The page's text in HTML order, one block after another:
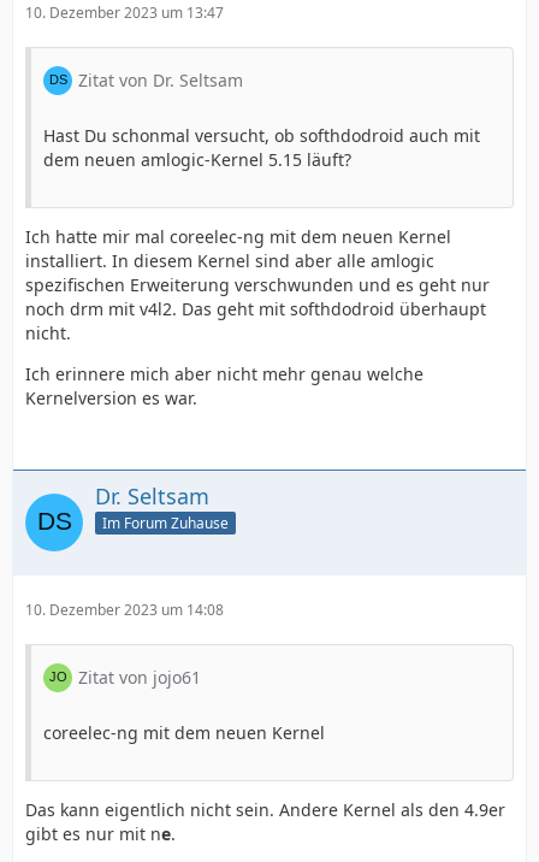
10. Dezember 2023 um 13:47
Zitat von Dr. Seltsam
Hast Du schonmal versucht, ob softhdodroid auch mit
dem neuen amlogic-Kernel 5.15 läuft?
Ich hatte mir mal coreelec-ng mit dem neuen Kernel
installiert. In diesem Kernel sind aber alle amlogic
spezifischen Erweiterung verschwunden und es geht nur
noch drm mit v4l2. Das geht mit softhdodroid überhaupt
nicht.
Ich erinnere mich aber nicht mehr genau welche
Kernelversion es war.
Dr. Seltsam
Im Forum Zuhause
10. Dezember 2023 um 14:08
Zitat von jojo61
coreelec-ng mit dem neuen Kernel
Das kann eigentlich nicht sein. Andere Kernel als den 4.9er
gibt es nur mit ne.